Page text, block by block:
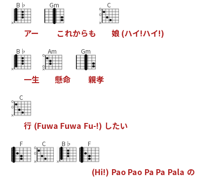
B♭
アー
Gm
これからも
C
娘 (ハイ!ハイ!)
B♭
一生
Am
懸命
Gm
親孝
C
行 (Fuwa Fuwa Fu-!) したい
F C B♭ F
(Hi!) Pao Pao Pa Pa Pala の